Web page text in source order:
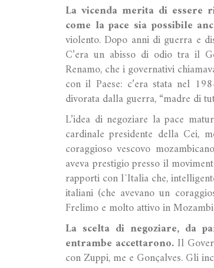
La vicenda merita di essere
come la pace sia possibile
violento. Dopo anni di guerra e
C’era un abisso di odio tra il
Renamo, che i governativi
con il Paese: c’era stata nel
divorata dalla guerra, “madre di
L’idea di negoziare la pace
cardinale presidente della Cei,
coraggioso vescovo
aveva prestigio presso il
rapporti con l`Italia che,
italiani (che avevano un
Frelimo e molto attivo in
La scelta di negoziare, da
entrambe accettarono.Il
con Zuppi, me e Gonçalves. Gli